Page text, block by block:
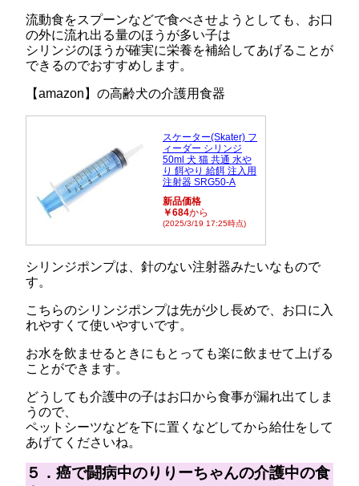
流動食をスプーンなどで食べさせようとしても、お口
の外に流れ出る量のほうが多い子は
シリンジのほうが確実に栄養を補給してあげることが
できるのでおすすめします。
【amazon】の高齢犬の介護用食器
スケーター(Skater) フ
ィーダー シリンジ
50ml 犬 猫 共通 水や
り 餌やり 給餌 注入用
注射器 SRG50-A
新品価格
￥684から
(2025/3/19 17:25時点)
シリンジポンプは、針のない注射器みたいなもので
す。
こちらのシリンジポンプは先が少し長めで、お口に入
れやすくて使いやすいです。
お水を飲ませるときにもとっても楽に飲ませて上げる
ことができます。
どうしても介護中の子はお口から食事が漏れ出てしま
うので、
ペットシーツなどを下に置くなどしてから給仕をして
あげてくださいね。
５．癌で闘病中のりりーちゃんの介護中の食